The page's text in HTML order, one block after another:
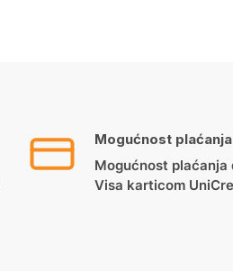
Mogućnost
Mogućnost plaćanja
Visa karticom